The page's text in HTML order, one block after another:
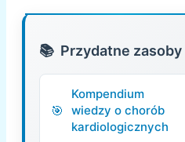
Przydatne zasoby
Kompendium
wiedzy o chorób
kardiologicznych